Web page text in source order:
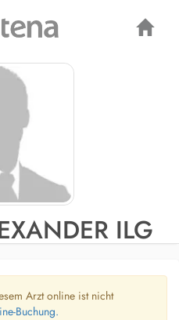
ILG
Arzt online ist nicht
Buchung.